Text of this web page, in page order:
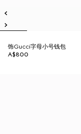
饰Gucci字母小号钱包
A$800